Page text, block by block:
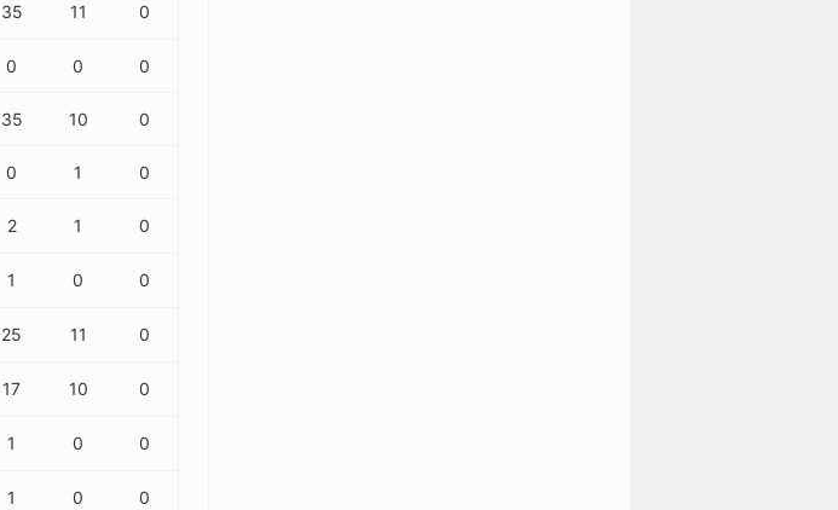
35 11 0
0 0 0
35 10 0
0 1 0
2 1 0
1 0 0
25 11 0
17 10 0
1 0 0
1 0 0